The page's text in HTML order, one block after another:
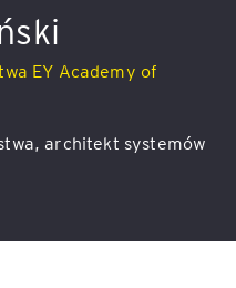
EY Academy of
architekt systemów